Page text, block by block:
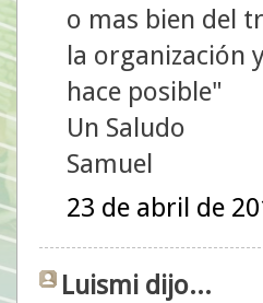
o mas bien del
la organización
hace posible"
Un Saludo
Samuel
23 de abril de
Luismi dijo...